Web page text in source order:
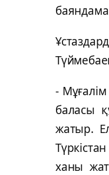
баяндама
- Мұғалім
баласы
жатыр.
ханы